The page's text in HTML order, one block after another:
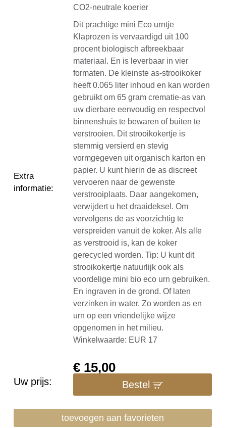
CO2-neutrale koerier
Extra
informatie:
Dit prachtige mini Eco urntje
Klaprozen is vervaardigd uit 100
procent biologisch afbreekbaar
materiaal. En is leverbaar in vier
formaten. De kleinste as-strooikoker
heeft 0.065 liter inhoud en kan worden
gebruikt om 65 gram crematie-as van
uw dierbare eenvoudig en respectvol
binnenshuis te bewaren of buiten te
verstrooien. Dit strooikokertje is
stemmig versierd en stevig
vormgegeven uit organisch karton en
papier. U kunt hierin de as discreet
vervoeren naar de gewenste
verstrooiplaats. Daar aangekomen,
verwijdert u het draaideksel. Om
vervolgens de as voorzichtig te
verspreiden vanuit de koker. Als alle
as verstrooid is, kan de koker
gerecycled worden. Tip: U kunt dit
strooikokertje natuurlijk ook als
voordelige mini bio eco urn gebruiken.
En ingraven in de grond. Of laten
verzinken in water. Zo worden as en
urn op een vriendelijke wijze
opgenomen in het milieu.
Winkelwaarde: EUR 17
Uw prijs:
€ 15,00
Bestel
toevoegen aan favorieten